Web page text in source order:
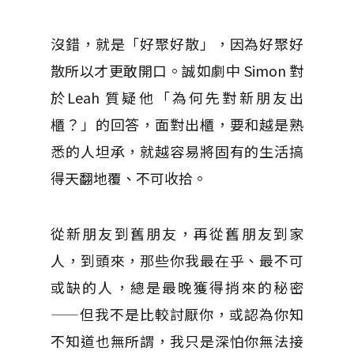
沒錯，就是「好聚好散」，因為好聚好
散所以才更敢開口。誠如劇中 Simon 對
於Leah 質疑他「為何先對新朋友出
櫃？」的回答，面對出櫃，要和越是熟
悉的人坦承，就越容易將固有的生活搞
得天翻地覆、不可收拾。
從新朋友到舊朋友，再從舊朋友到家
人，到頭來，那些你我最在乎、最不可
或缺的人，總是最晚獲得捎來的秘密
——但我不是比較討厭你，或認為你知
不知道也無所謂，我只是深怕你無法接